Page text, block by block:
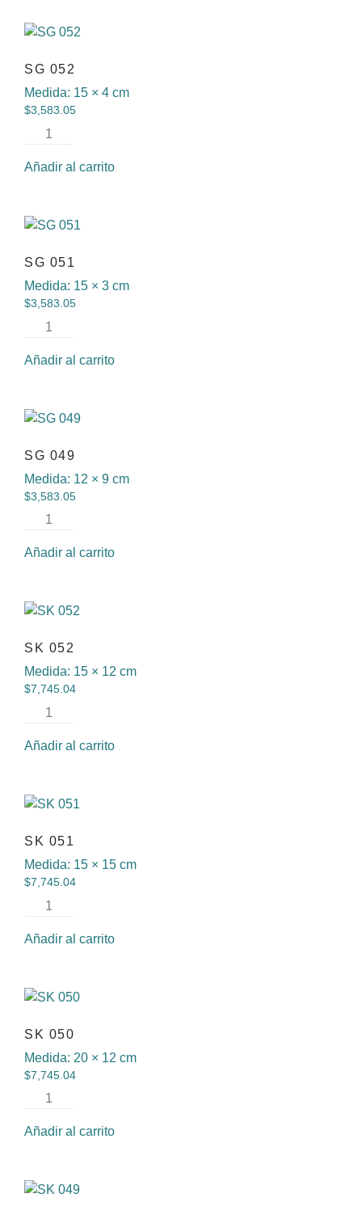
SG 052
Medida: 15 × 4 cm
$3,583.05
Añadir al carrito
SG 051
Medida: 15 × 3 cm
$3,583.05
Añadir al carrito
SG 049
Medida: 12 × 9 cm
$3,583.05
Añadir al carrito
SK 052
Medida: 15 × 12 cm
$7,745.04
Añadir al carrito
SK 051
Medida: 15 × 15 cm
$7,745.04
Añadir al carrito
SK 050
Medida: 20 × 12 cm
$7,745.04
Añadir al carrito